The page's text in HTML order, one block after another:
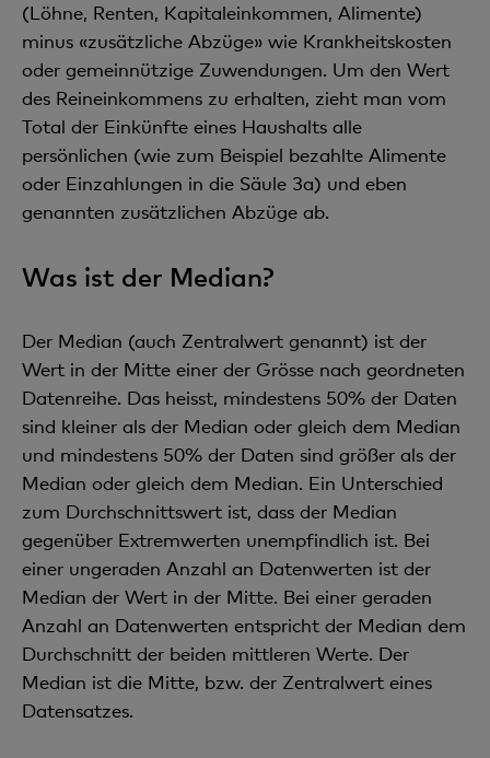
(Löhne, Renten, Kapitaleinkommen, Alimente)
minus «zusätzliche Abzüge» wie Krankheitskosten
oder gemeinnützige Zuwendungen. Um den Wert
des Reineinkommens zu erhalten, zieht man vom
Total der Einkünfte eines Haushalts alle
persönlichen (wie zum Beispiel bezahlte Alimente
oder Einzahlungen in die Säule 3a) und eben
genannten zusätzlichen Abzüge ab.
Was ist der Median?
Der Median (auch Zentralwert genannt) ist der
Wert in der Mitte einer der Grösse nach geordneten
Datenreihe. Das heisst, mindestens 50% der Daten
sind kleiner als der Median oder gleich dem Median
und mindestens 50% der Daten sind größer als der
Median oder gleich dem Median. Ein Unterschied
zum Durchschnittswert ist, dass der Median
gegenüber Extremwerten unempfindlich ist. Bei
einer ungeraden Anzahl an Datenwerten ist der
Median der Wert in der Mitte. Bei einer geraden
Anzahl an Datenwerten entspricht der Median dem
Durchschnitt der beiden mittleren Werte. Der
Median ist die Mitte, bzw. der Zentralwert eines
Datensatzes.